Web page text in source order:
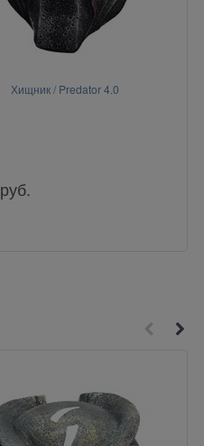
Хищник / Predator 4.0
руб.